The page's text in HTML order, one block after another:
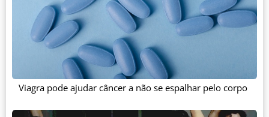
Viagra pode ajudar câncer a não se espalhar pelo corpo